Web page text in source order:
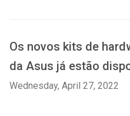
Os novos kits de
da Asus já estão
Wednesday, April 27, 2022